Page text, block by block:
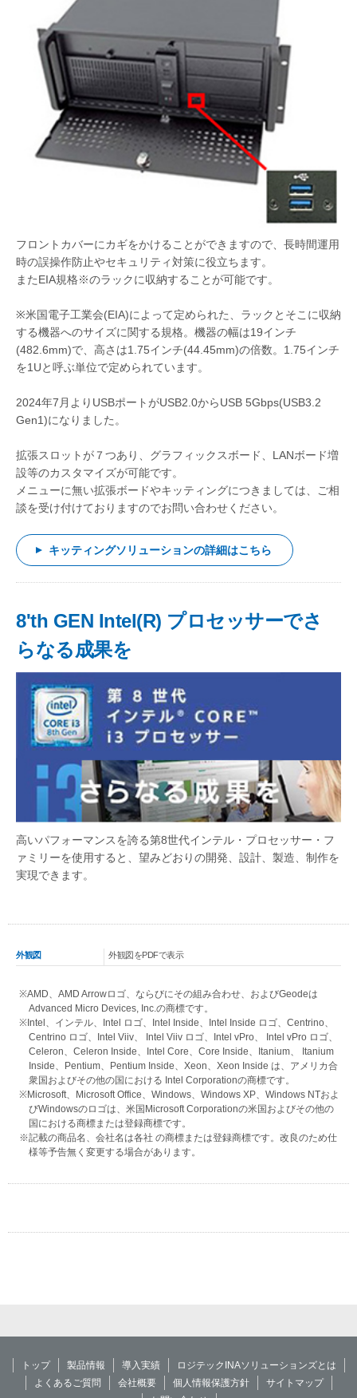
フロントカバーにカギをかけることができますので、長時間運用
時の誤操作防止やセキュリティ対策に役立ちます。
またEIA規格※のラックに収納することが可能です。
※米国電子工業会(EIA)によって定められた、ラックとそこに収納
する機器へのサイズに関する規格。機器の幅は19インチ
(482.6mm)で、高さは1.75インチ(44.45mm)の倍数。1.75インチ
を1Uと呼ぶ単位で定められています。
2024年7月よりUSBポートがUSB2.0からUSB 5Gbps(USB3.2
Gen1)になりました。
拡張スロットが７つあり、グラフィックスボード、LANボード増
設等のカスタマイズが可能です。
メニューに無い拡張ボードやキッティングにつきましては、ご相
談を受け付けておりますのでお問い合わせください。
キッティングソリューションの詳細はこちら
8'th GEN Intel(R) プロセッサーでさ
らなる成果を
高いパフォーマンスを誇る第8世代インテル・プロセッサー・フ
ァミリーを使用すると、望みどおりの開発、設計、製造、制作を
実現できます。
外観図 外観図をPDFで表示
※AMD、AMD Arrowロゴ、ならびにその組み合わせ、およびGeodeは
Advanced Micro Devices, Inc.の商標です。
※Intel、インテル、Intel ロゴ、Intel Inside、Intel Inside ロゴ、Centrino、
Centrino ロゴ、Intel Viiv、 Intel Viiv ロゴ、Intel vPro、 Intel vPro ロゴ、
Celeron、Celeron Inside、Intel Core、Core Inside、Itanium、 Itanium
Inside、Pentium、Pentium Inside、Xeon、Xeon Inside は、アメリカ合
衆国およびその他の国における Intel Corporationの商標です。
※Microsoft、Microsoft Office、Windows、Windows XP、Windows NTおよ
びWindowsのロゴは、米国Microsoft Corporationの米国およびその他の
国における商標または登録商標です。
※記載の商品名、会社名は各社 の商標または登録商標です。改良のため仕
様等予告無く変更する場合があります。
トップ 製品情報 導入実績
ロジテックINAソリューションズとは
よくあるご質問
会社概要 個人情報保護方針
サイトマップ